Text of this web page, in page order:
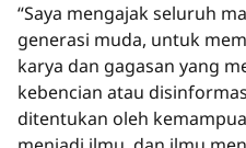
“Saya mengajak seluruh
generasi muda, untuk
karya dan gagasan yang
kebencian atau
ditentukan oleh